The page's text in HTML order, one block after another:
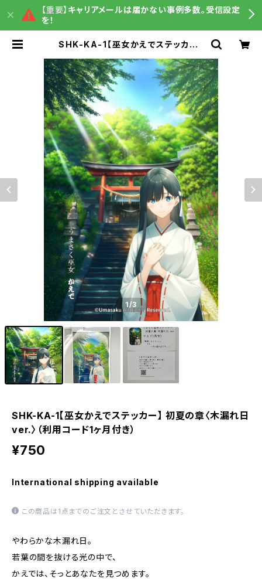
【重要】 キャリアメールは届かない事例多数。受信設定
を！
SHK-KA-1【巫女かえでステッカー】
ド1ヶ月付き） | うまさくグッズ販売
1/3
SHK-KA-1【巫女かえでステッカー】 初夏の章〈木漏れ日
ver.〉（利用コード1ヶ月付き）
¥750
International shipping available
この商品は1点までのご注文とさせていただきます。
やわらかな木漏れ日。
若葉の間を抜ける光の中で、
かえでは、そっとあなたを見つめます。